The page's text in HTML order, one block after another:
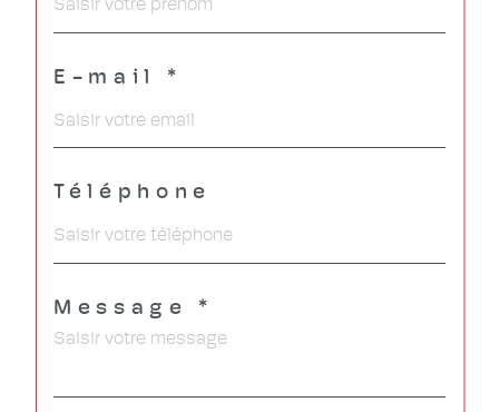
E-mail *
Téléphone
Message *